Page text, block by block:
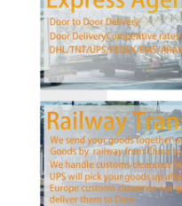
FRET FERROVIAIRE
Expédier à Amazon
Transport de
Service d'entreposage